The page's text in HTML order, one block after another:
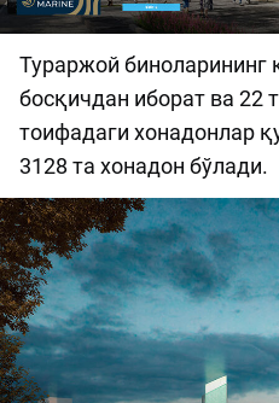
Тураржой биноларининг
босқичдан иборат ва 22
тоифадаги хонадонлар
3128 та хонадон бўлади.